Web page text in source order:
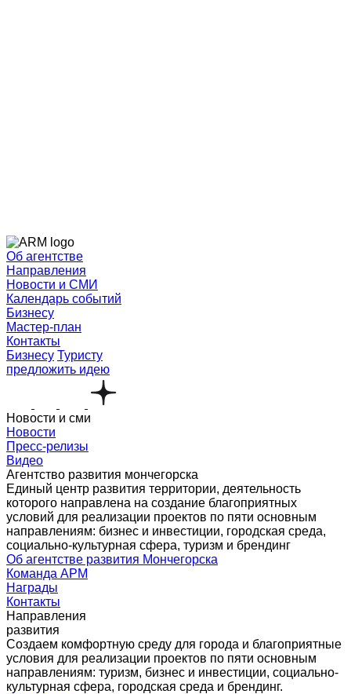
Об агентстве
Направления
Новости и СМИ
Календарь событий
Бизнесу
Мастер-план
Контакты
Бизнесу Туристу
предложить идею
Новости и сми
Новости
Пресс-релизы
Видео
Агентство развития мончегорска
Единый центр развития территории, деятельность
которого направлена на создание благоприятных
условий для реализации проектов по пяти основным
направлениям: бизнес и инвестиции, городская среда,
социально-культурная сфера, туризм и брендинг
Об агентстве развития Мончегорска
Команда АРМ
Награды
Контакты
Направления
развития
Создаем комфортную среду для города и благоприятные
условия для реализации проектов по пяти основным
направлениям: туризм, бизнес и инвестиции, социально-
культурная сфера, городская среда и брендинг.